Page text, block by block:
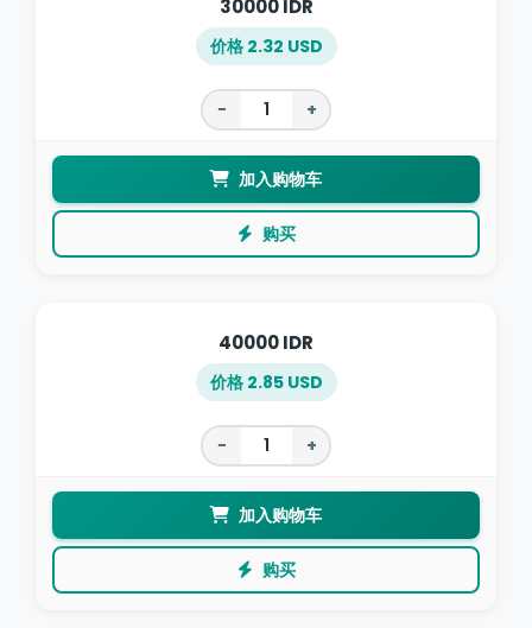
30000 IDR
价格 2.32 USD
− +
加入购物车
购买
40000 IDR
价格 2.85 USD
− +
加入购物车
购买